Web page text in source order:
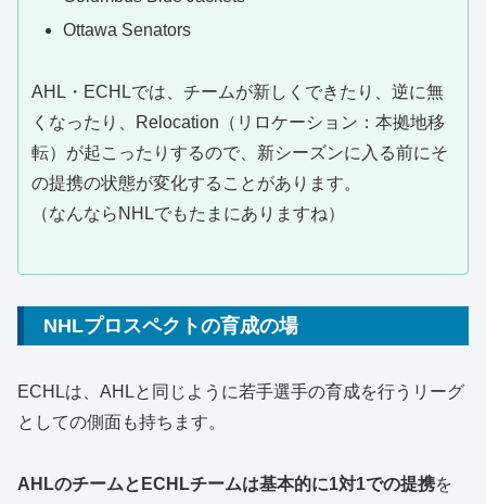
Ottawa Senators
AHL・ECHLでは、チームが新しくできたり、逆に無
くなったり、Relocation（リロケーション：本拠地移
転）が起こったりするので、新シーズンに入る前にそ
の提携の状態が変化することがあります。
（なんならNHLでもたまにありますね）
NHLプロスペクトの育成の場
ECHLは、AHLと同じように若手選手の育成を行うリーグ
としての側面も持ちます。
AHLのチームとECHLチームは基本的に1対1での提携を